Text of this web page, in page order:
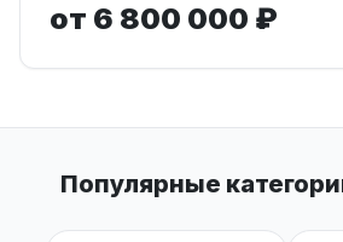
от 6 800 000 ₽
Популярные